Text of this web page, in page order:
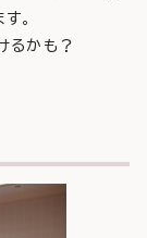
。
るかも？